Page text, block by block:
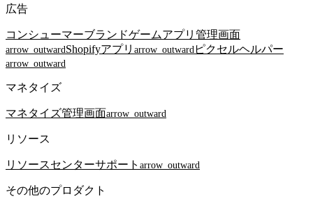
広告
コンシューマーブランドゲームアプリ 管理画面
arrow_outward Shopifyアプリ arrow_outward ピクセルヘルパー
arrow_outward
マネタイズ
マネタイズ管理画面arrow_outward
リソース
リソースセンターサポート arrow_outward
その他のプロダクト